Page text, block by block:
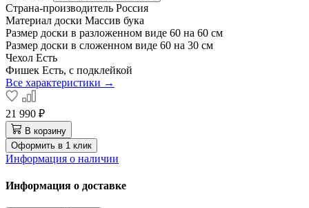
Страна-производитель Россия
Материал доски Массив бука
Размер доски в разложенном виде 60 на 60 см
Размер доски в сложенном виде 60 на 30 см
Чехол Есть
Фишек Есть, с подклейкой
Все характеристики →
21 990 ₽
В корзину
Оформить в 1 клик
Информация о наличии
Информация о доставке